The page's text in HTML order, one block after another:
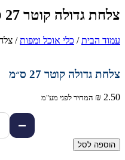
צלחת גדולה קוטר 27 ס״מ
עמוד הבית/ כלי אוכל ומפות/
צלחת גדולה קוטר 27 ס״מ
₪ 2.50 המחיר לפני מע"מ
−
הוספה לסל